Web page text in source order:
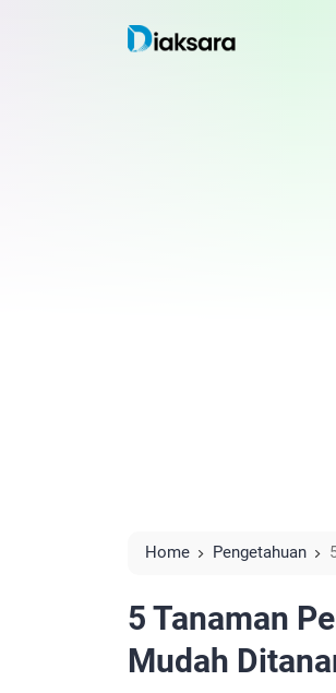
Home Pengetahuan
5 Tanaman
Mudah